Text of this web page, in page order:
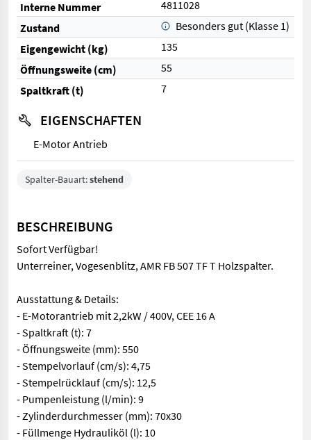
Interne Nummer
4811028
Zustand
Besonders gut (Klasse 1)
Eigengewicht (kg)
135
Öffnungsweite (cm)
55
Spaltkraft (t)
7
EIGENSCHAFTEN
E-Motor Antrieb
Spalter-Bauart:stehend
BESCHREIBUNG
Sofort Verfügbar!
Unterreiner, Vogesenblitz, AMR FB 507 TF T Holzspalter.
Ausstattung & Details:
- E-Motorantrieb mit 2,2kW / 400V, CEE 16 A
- Spaltkraft (t): 7
- Öffnungsweite (mm): 550
- Stempelvorlauf (cm/s): 4,75
- Stempelrücklauf (cm/s): 12,5
- Pumpenleistung (l/min): 9
- Zylinderdurchmesser (mm): 70x30
- Füllmenge Hydrauliköl (l): 10